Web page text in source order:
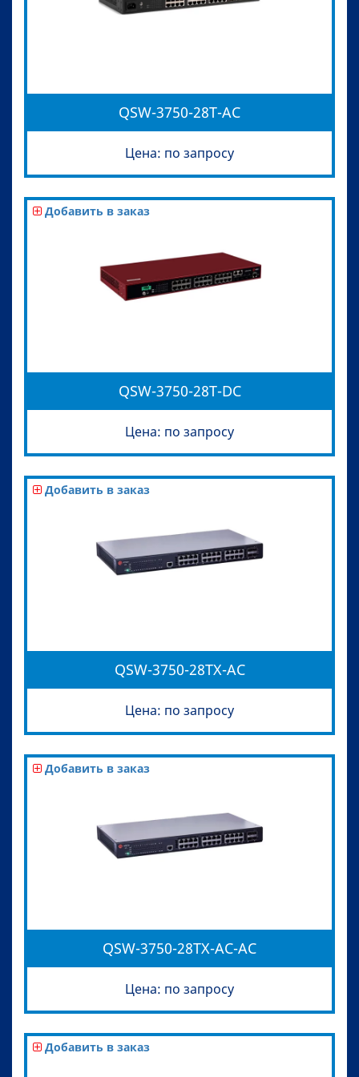
QSW-3750-28T-AC
Цена: по запросу
Добавить в заказ
QSW-3750-28T-DC
Цена: по запросу
Добавить в заказ
QSW-3750-28TX-AC
Цена: по запросу
Добавить в заказ
QSW-3750-28TX-AC-AC
Цена: по запросу
Добавить в заказ